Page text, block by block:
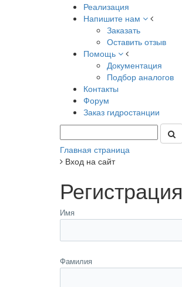
Реализация
Напишите нам
Заказать
Оставить отзыв
Помощь
Документация
Подбор аналогов
Контакты
Форум
Заказ гидростанции
Главная страница
Вход на сайт
Регистрация
Имя
Фамилия